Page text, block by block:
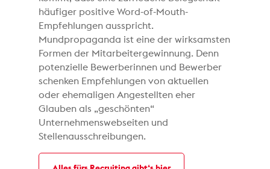
häufiger positive Word-of-Mouth-
Empfehlungen ausspricht.
Mundpropaganda ist eine der wirksamsten
Formen der Mitarbeitergewinnung. Denn
potenzielle Bewerberinnen und Bewerber
schenken Empfehlungen von aktuellen
oder ehemaligen Angestellten eher
Glauben als „geschönten“
Unternehmenswebseiten und
Stellenausschreibungen.